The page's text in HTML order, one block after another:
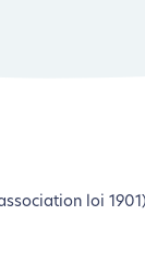
loi